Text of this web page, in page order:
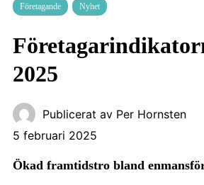
Företagande Nyhet
2025
Publicerat av Per Hornsten
5 februari 2025
Ökad framtidstro bland